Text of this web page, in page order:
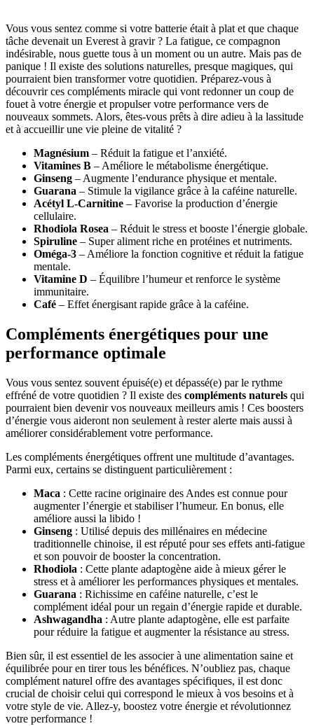
Vous vous sentez comme si votre batterie était à plat et que chaque
tâche devenait un Everest à gravir ? La fatigue, ce compagnon
indésirable, nous guette tous à un moment ou un autre. Mais pas de
panique ! Il existe des solutions naturelles, presque magiques, qui
pourraient bien transformer votre quotidien. Préparez-vous à
découvrir ces compléments miracle qui vont redonner un coup de
fouet à votre énergie et propulser votre performance vers de
nouveaux sommets. Alors, êtes-vous prêts à dire adieu à la lassitude
et à accueillir une vie pleine de vitalité ?
Magnésium – Réduit la fatigue et l’anxiété.
Vitamines B – Améliore le métabolisme énergétique.
Ginseng – Augmente l’endurance physique et mentale.
Guarana – Stimule la vigilance grâce à la caféine naturelle.
Acétyl L-Carnitine – Favorise la production d’énergie
cellulaire.
Rhodiola Rosea – Réduit le stress et booste l’énergie globale.
Spiruline – Super aliment riche en protéines et nutriments.
Oméga-3 – Améliore la fonction cognitive et réduit la fatigue
mentale.
Vitamine D – Équilibre l’humeur et renforce le système
immunitaire.
Café – Effet énergisant rapide grâce à la caféine.
Compléments énergétiques pour une
performance optimale
Vous vous sentez souvent épuisé(e) et dépassé(e) par le rythme
effréné de votre quotidien ? Il existe des compléments naturels qui
pourraient bien devenir vos nouveaux meilleurs amis ! Ces boosters
d’énergie vous aideront non seulement à rester alerte mais aussi à
améliorer considérablement votre performance.
Les compléments énergétiques offrent une multitude d’avantages.
Parmi eux, certains se distinguent particulièrement :
Maca : Cette racine originaire des Andes est connue pour
augmenter l’énergie et stabiliser l’humeur. En bonus, elle
améliore aussi la libido !
Ginseng : Utilisé depuis des millénaires en médecine
traditionnelle chinoise, il est réputé pour ses effets anti-fatigue
et son pouvoir de booster la concentration.
Rhodiola : Cette plante adaptogène aide à mieux gérer le
stress et à améliorer les performances physiques et mentales.
Guarana : Richissime en caféine naturelle, c’est le
complément idéal pour un regain d’énergie rapide et durable.
Ashwagandha : Autre plante adaptogène, elle est parfaite
pour réduire la fatigue et augmenter la résistance au stress.
Bien sûr, il est essentiel de les associer à une alimentation saine et
équilibrée pour en tirer tous les bénéfices. N’oubliez pas, chaque
complément naturel offre des avantages spécifiques, il est donc
crucial de choisir celui qui correspond le mieux à vos besoins et à
votre style de vie. Allez-y, boostez votre énergie et révolutionnez
votre performance !